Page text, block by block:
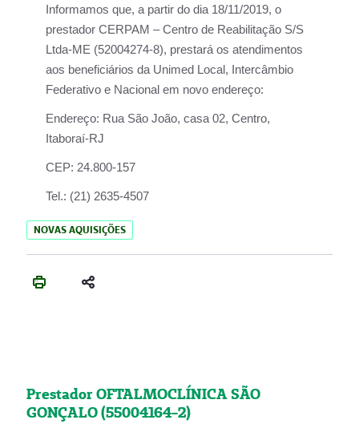
Informamos que, a partir do dia 18/11/2019, o
prestador CERPAM – Centro de Reabilitação S/S
Ltda-ME (52004274-8), prestará os atendimentos
aos beneficiários da Unimed Local, Intercâmbio
Federativo e Nacional em novo endereço:
Endereço: Rua São João, casa 02, Centro,
Itaboraí-RJ
CEP: 24.800-157
Tel.: (21) 2635-4507
NOVAS AQUISIÇÕES
Prestador OFTALMOCLÍNICA SÃO
GONÇALO (55004164-2)